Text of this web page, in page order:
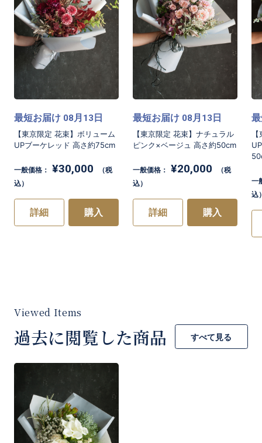
9:00−12:00
12:00−16:00
16:00-19:00
[商品コード]AB25W
【東京限定 花束】ボリューム
UPブーケレッド 高さ約75cm
最短お届け 08月 13 日
一般価格： ¥30,000
（税
込）
詳細 購入
【東京限定 花束】ナチュラル
ピンク×ベージュ 高さ約50cm
最短お届け 08月 13 日
一般価格： ¥20,000
（税
込）
詳細 購入
一
込
過去に閲覧した商品 すべて見る